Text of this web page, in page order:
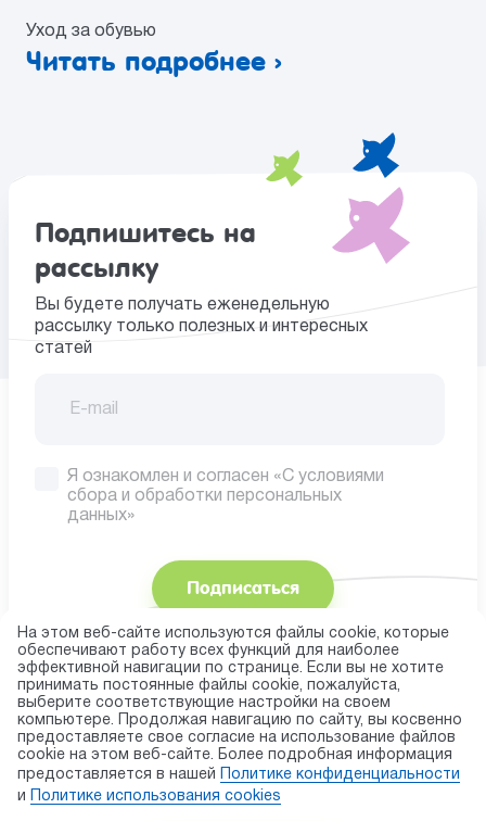
На этом веб-сайте используются файлы cookie, которые
обеспечивают работу всех функций для наиболее
эффективной навигации по странице. Если вы не хотите
принимать постоянные файлы cookie, пожалуйста,
выберите соответствующие настройки на своем
компьютере. Продолжая навигацию по сайту, вы косвенно
предоставляете свое согласие на использование файлов
cookie на этом веб-сайте. Более подробная информация
предоставляется в нашей
Политике конфиденциальности
и
Политике использования сookies
Уход за обувью
Читать подробнее ›
Подпишитесь на
рассылку
Вы будете получать еженедельную
рассылку только полезных и интересных
статей
Я ознакомлен и согласен «С условиями
сбора и обработки персональных
данных»
Подписаться
© 2026 торговая марка «KAPIKA»
Правила использования cookie
Публичная оферта